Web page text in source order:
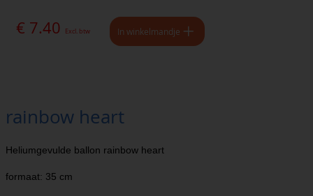
€ 7.40 Excl. btw In winkelmandje
rainbow heart
Heliumgevulde ballon rainbow heart
formaat: 35 cm